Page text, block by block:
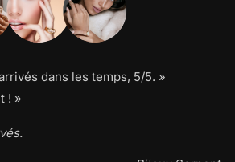
dans les temps, 5/5. »
! »